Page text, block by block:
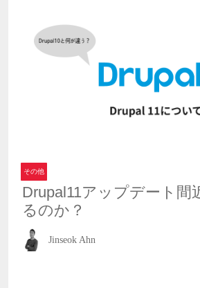
その他
Drupal11アップデート間
るのか？
Jinseok Ahn